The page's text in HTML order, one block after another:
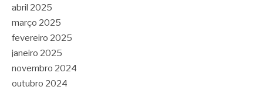
abril 2025
março 2025
fevereiro 2025
janeiro 2025
novembro 2024
outubro 2024